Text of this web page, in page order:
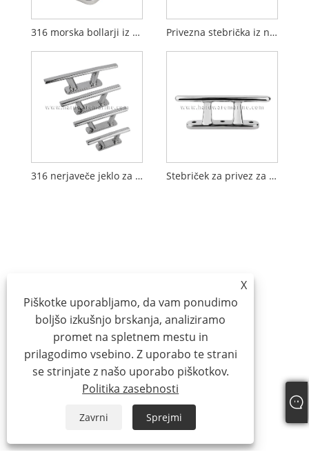
316 morska bollarji iz nerjavečega jekla Privezna stebrička iz nerjavečega jekla 316
316 nerjaveče jeklo za lahke obremenitve Stebriček za privez za čoln Stebriček za privez iz nerjavečega jekla 316 Stebriček s kremplji
X
Piškotke uporabljamo, da vam ponudimo
boljšo izkušnjo brskanja, analiziramo
promet na spletnem mestu in
prilagodimo vsebino. Z uporabo te strani
se strinjate z našo uporabo piškotkov.
Politika zasebnosti
Zavrni Sprejmi